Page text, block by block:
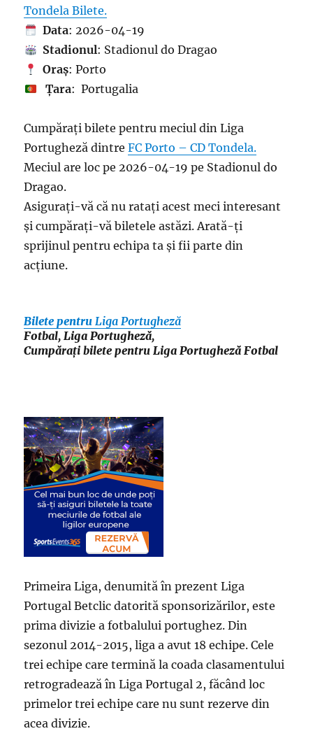
Tondela Bilete.
Data: 2026-04-19
Stadionul: Stadionul do Dragao
Oraș: Porto
Țara: Portugalia
Cumpărați bilete pentru meciul din Liga
Portugheză dintreFC Porto – CD Tondela.
Meciul are loc pe 2026-04-19 pe Stadionul do
Dragao.
Asigurați-vă că nu ratați acest meci interesant
și cumpărați-vă biletele astăzi. Arată-ți
sprijinul pentru echipa ta și fii parte din
acțiune.
Bilete pentruLiga Portugheză
Fotbal, Liga Portugheză,
Cumpărați bilete pentru Liga Portugheză Fotbal
Primeira Liga, denumită în prezent Liga
Portugal Betclic datorită sponsorizărilor, este
prima divizie a fotbalului portughez. Din
sezonul 2014-2015, liga a avut 18 echipe. Cele
trei echipe care termină la coada clasamentului
retrogradează în Liga Portugal 2, făcând loc
primelor trei echipe care nu sunt rezerve din
acea divizie.